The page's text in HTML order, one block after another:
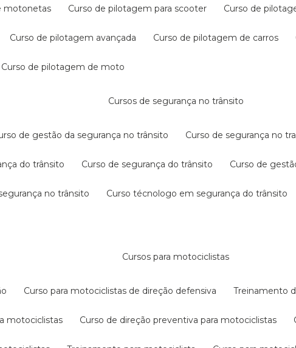
motonetas curso de pilotagem para scooter curso de
curso de pilotagem avançada curso de pilotagem de carros
curso de pilotagem de moto
cursos de segurança no trânsito
de gestão da segurança no trânsito curso de segurança no
do trânsito curso de segurança do trânsito curso de
no trânsito curso técnologo em segurança do trânsito
cursos para motociclistas
curso para motociclistas de direção defensiva treinamento
motociclistas curso de direção preventiva para motociclistas